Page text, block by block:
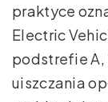
praktyce
Electric
podstrefie A,
uiszczania